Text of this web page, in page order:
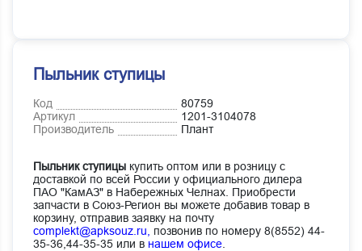
Пыльник ступицы
Код
80759
Артикул
1201-3104078
Производитель
Плант
Пыльник ступицы купить оптом или в розницу с
доставкой по всей России у официального дилера
ПАО "КамАЗ" в Набережных Челнах. Приобрести
запчасти в Союз-Регион вы можете добавив товар в
корзину, отправив заявку на почту
complekt@apksouz.ru,
позвонив по номеру 8(8552) 44-
35-36,44-35-35 или в нашем офисе